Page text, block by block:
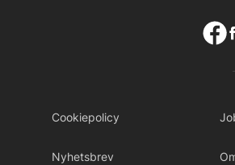
Cookiepolicy
Nyhetsbrev